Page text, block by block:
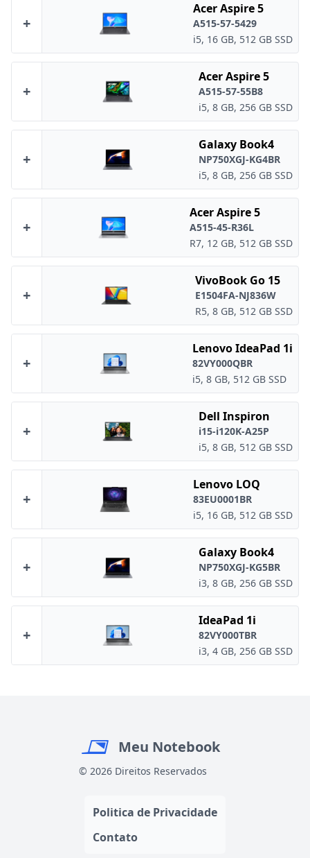
+
Acer Aspire 5
A515-57-5429
i5, 16 GB, 512 GB SSD
+
Acer Aspire 5
A515-57-55B8
i5, 8 GB, 256 GB SSD
+
Galaxy Book4
NP750XGJ-KG4BR
i5, 8 GB, 256 GB SSD
+
Acer Aspire 5
A515-45-R36L
R7, 12 GB, 512 GB SSD
+
VivoBook Go 15
E1504FA-NJ836W
R5, 8 GB, 512 GB SSD
+
Lenovo IdeaPad 1i
82VY000QBR
i5, 8 GB, 512 GB SSD
+
Dell Inspiron
i15-i120K-A25P
i5, 8 GB, 512 GB SSD
+
Lenovo LOQ
83EU0001BR
i5, 16 GB, 512 GB SSD
+
Galaxy Book4
NP750XGJ-KG5BR
i3, 8 GB, 256 GB SSD
+
IdeaPad 1i
82VY000TBR
i3, 4 GB, 256 GB SSD
Meu Notebook
© 2026 Direitos Reservados
Politica de Privacidade
Contato